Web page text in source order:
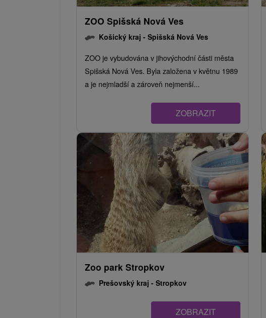
ZOO Spišská Nová Ves
Košický kraj - Spišská Nová Ves
ZOO je vybudována v jihovýchodní části města
Spišská Nová Ves. Byla založena v květnu 1989
a je nejmladší a zároveň nejmenší...
ZOBRAZIT
Zoo park Stropkov
Prešovský kraj - Stropkov
ZOBRAZIT